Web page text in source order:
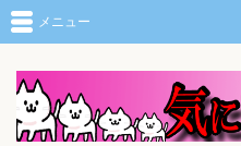
メニュー